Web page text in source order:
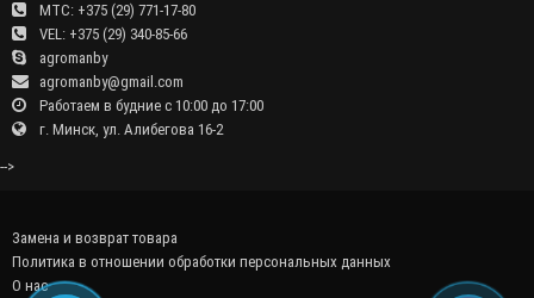
МТС: +375 (29) 771-17-80
VEL: +375 (29) 340-85-66
agromanby
agromanby@gmail.com
Работаем в будние с 10:00 до 17:00
г. Минск, ул. Алибегова 16-2
-->
Замена и возврат товара
Политика в отношении обработки персональных данных
О нас